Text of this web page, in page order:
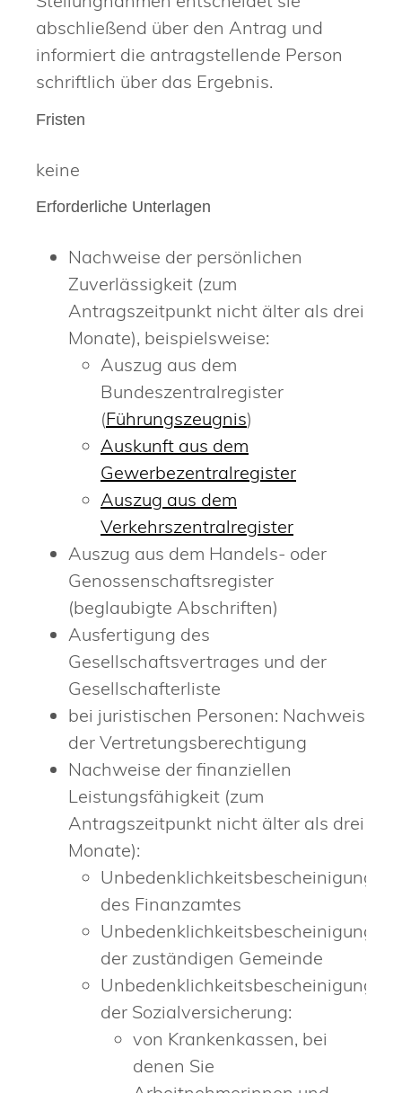
abschließend über den Antrag und
informiert die antragstellende Person
schriftlich über das Ergebnis.
Fristen
keine
Erforderliche Unterlagen
Nachweise der persönlichen
Zuverlässigkeit (zum
Antragszeitpunkt nicht älter als drei
Monate), beispielsweise:
Auszug aus dem
Bundeszentralregister
(Führungszeugnis)
Auskunft aus dem
Gewerbezentralregister
Auszug aus dem
Verkehrszentralregister
Auszug aus dem Handels- oder
Genossenschaftsregister
(beglaubigte Abschriften)
Ausfertigung des
Gesellschaftsvertrages und der
Gesellschafterliste
bei juristischen Personen: Nachweis
der Vertretungsberechtigung
Nachweise der finanziellen
Leistungsfähigkeit (zum
Antragszeitpunkt nicht älter als drei
Monate):
Unbedenklichkeitsbescheinigungen
des Finanzamtes
Unbedenklichkeitsbescheinigung
der zuständigen Gemeinde
Unbedenklichkeitsbescheinigung
der Sozialversicherung:
von Krankenkassen, bei
denen Sie